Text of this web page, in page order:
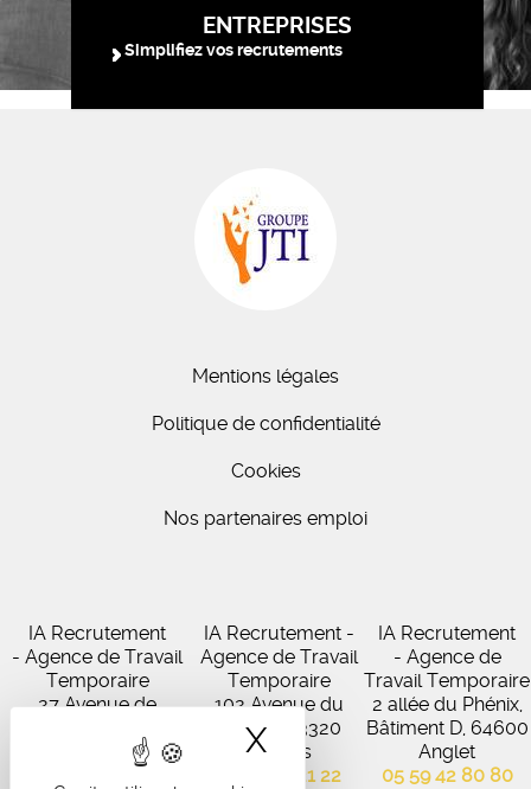
X Masquer le
ENTREPRISES
Simplifiez vos recrutements
Mentions légales
Politique de confidentialité
Cookies
Nos partenaires emploi
IA Recrutement
- Agence de Travail
Temporaire
27 Avenue de
Artigues-près-
IA Recrutement -
Agence de Travail
Temporaire
102 Avenue du
Médoc, 33320
Eysines
05 56 45 21 22
IA Recrutement
- Agence de
Travail Temporaire
2 allée du Phénix,
Bâtiment D, 64600
Anglet
05 59 42 80 80